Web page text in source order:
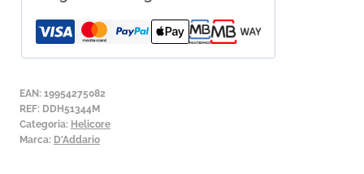
Violoncelo
D'Addario
3ª
Sol
EAN: 19954275082
REF: DDH51344M
Categoria: Helicore
Marca: D'Addario